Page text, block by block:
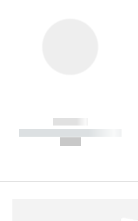
------------
----------- ----------- -----------